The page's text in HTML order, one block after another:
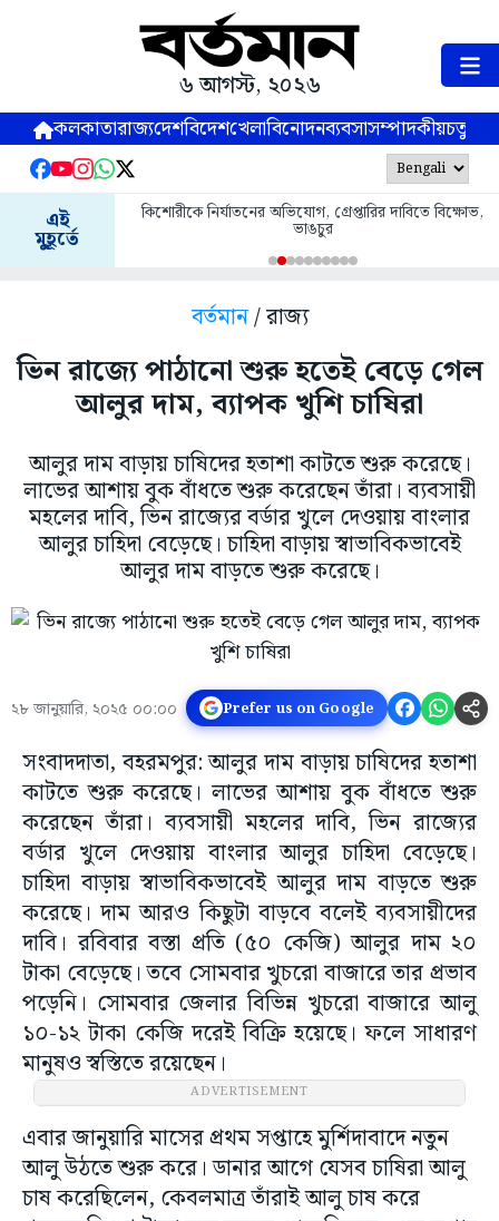
৬ আগস্ট, ২০২৬
কলকাতারাজ্যদেশবিদেশখেলাবিনোদনব্যবসাসম্পাদকীয়
এই
মুহূর্তে
কিশোরীকে নির্যাতনের অভিযোগ, গ্রেপ্তারির দাবিতে বিক্ষোভ,
ভাঙচুর
বর্তমান/ রাজ্য
ভিন রাজ্যে পাঠানো শুরু হতেই বেড়ে গেল
আলুর দাম, ব্যাপক খুশি চাষিরা
আলুর দাম বাড়ায় চাষিদের হতাশা কাটতে শুরু করেছে।
লাভের আশায় বুক বাঁধতে শুরু করেছেন তাঁরা। ব্যবসায়ী
মহলের দাবি, ভিন রাজ্যের বর্ডার খুলে দেওয়ায় বাংলার
আলুর চাহিদা বেড়েছে। চাহিদা বাড়ায় স্বাভাবিকভাবেই
আলুর দাম বাড়তে শুরু করেছে।
২৮ জানুয়ারি, ২০২৫ ০০:০০ Prefer us on Google
সংবাদদাতা, বহরমপুর: আলুর দাম বাড়ায় চাষিদের হতাশা
কাটতে শুরু করেছে। লাভের আশায় বুক বাঁধতে শুরু
করেছেন তাঁরা। ব্যবসায়ী মহলের দাবি, ভিন রাজ্যের
বর্ডার খুলে দেওয়ায় বাংলার আলুর চাহিদা বেড়েছে।
চাহিদা বাড়ায় স্বাভাবিকভাবেই আলুর দাম বাড়তে শুরু
করেছে। দাম আরও কিছুটা বাড়বে বলেই ব্যবসায়ীদের
দাবি। রবিবার বস্তা প্রতি (৫০ কেজি) আলুর দাম ২০
টাকা বেড়েছে। তবে সোমবার খুচরো বাজারে তার প্রভাব
পড়েনি। সোমবার জেলার বিভিন্ন খুচরো বাজারে আলু
১০-১২ টাকা কেজি দরেই বিক্রি হয়েছে। ফলে সাধারণ
মানুষও স্বস্তিতে রয়েছেন।
ADVERTISEMENT
এবার জানুয়ারি মাসের প্রথম সপ্তাহে মুর্শিদাবাদে নতুন
আলু উঠতে শুরু করে। ডানার আগে যেসব চাষিরা আলু
চাষ করেছিলেন, কেবলমাত্র তাঁরাই আলু চাষ করে